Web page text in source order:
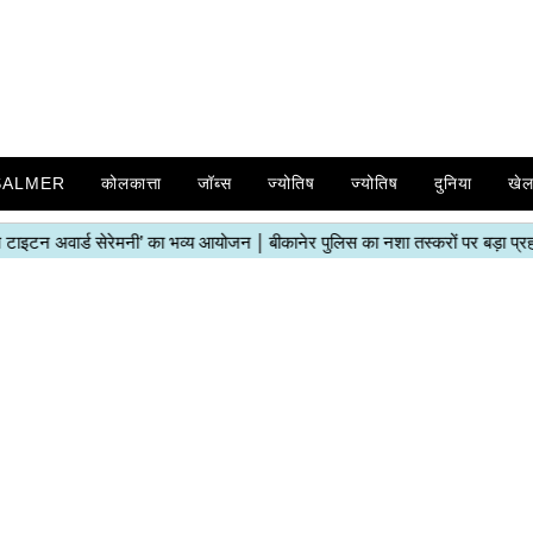
कोलकात्ता जॉब्स ज्योतिष ज्योतिष दुनिया खेल